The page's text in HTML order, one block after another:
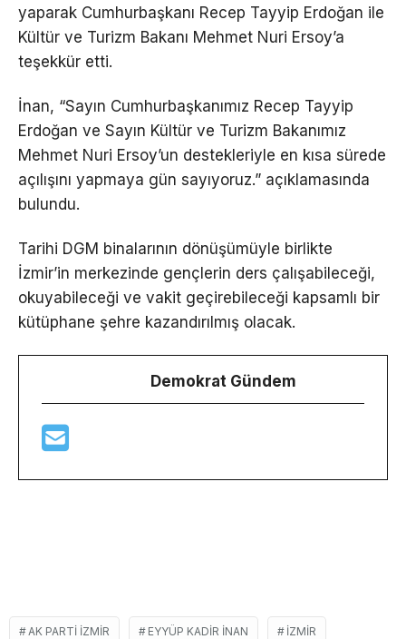
yaparak Cumhurbaşkanı Recep Tayyip Erdoğan ile
Kültür ve Turizm Bakanı Mehmet Nuri Ersoy’a
teşekkür etti.
İnan, “Sayın Cumhurbaşkanımız Recep Tayyip
Erdoğan ve Sayın Kültür ve Turizm Bakanımız
Mehmet Nuri Ersoy’un destekleriyle en kısa sürede
açılışını yapmaya gün sayıyoruz.” açıklamasında
bulundu.
Tarihi DGM binalarının dönüşümüyle birlikte
İzmir’in merkezinde gençlerin ders çalışabileceği,
okuyabileceği ve vakit geçirebileceği kapsamlı bir
kütüphane şehre kazandırılmış olacak.
Demokrat Gündem
AK PARTI IZMIR EYYÜP KADIR INAN IZMIR